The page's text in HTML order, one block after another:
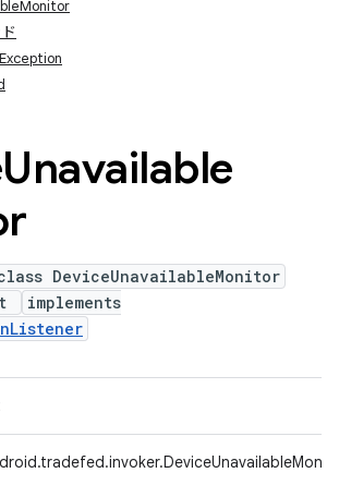
Unavailable
DeviceUnavailableMonitor
implements